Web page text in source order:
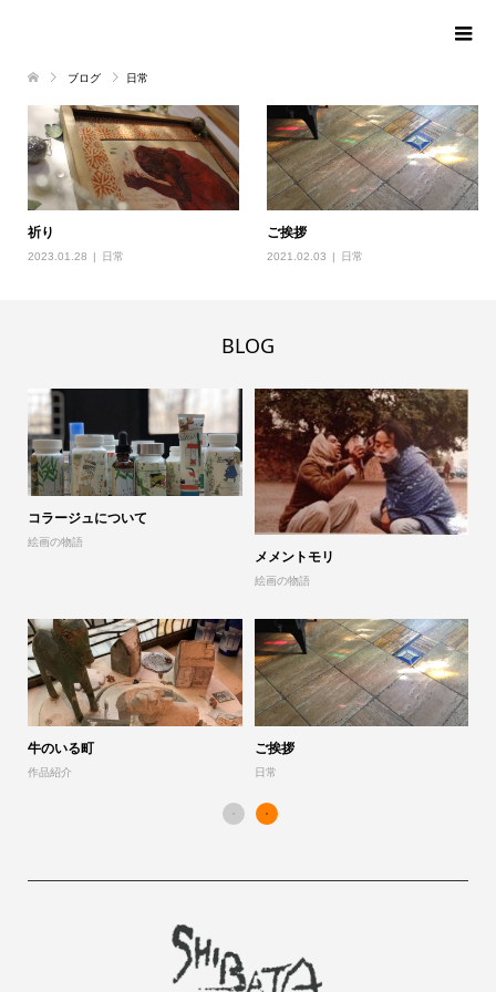
ブログ 日常
祈り
2023.01.28 日常
ご挨拶
2021.02.03 日常
BLOG
コラージュについて
絵画の物語
メメントモリ
絵画の物語
牛のいる町
作品紹介
ご挨拶
日常